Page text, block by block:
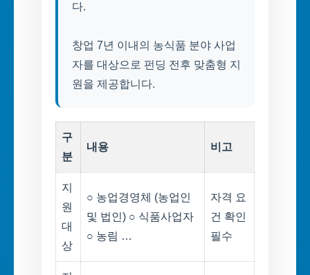
다.
창업 7년 이내의 농식품 분야 사업
자를 대상으로 펀딩 전후 맞춤형 지
원을 제공합니다.
구
분
내용 비고
지
원
대
상
○ 농업경영체 (농업인
및 법인) ○ 식품사업자
○ 농림 …
자격 요
건 확인
필수